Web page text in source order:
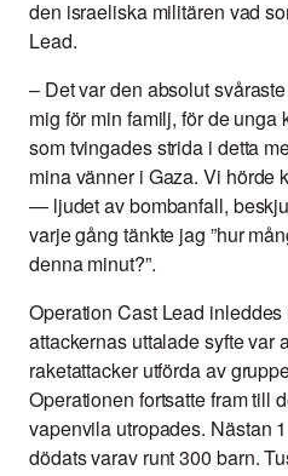
den israeliska militären vad
Lead.
–Det var den absolut
mig för min familj, för de unga
som tvingades strida i detta
mina vänner i Gaza. Vi hörde
— ljudet av bombanfall,
varje gång tänkte jag ”hur
denna minut?”.
Operation Cast Lead
attackernas uttalade syfte var
raketattacker utförda av
Operationen fortsatte fram till
vapenvila utropades. Nästan
dödats varav runt 300 barn.